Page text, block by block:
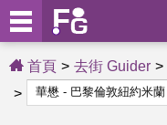
首頁 去街 Guider